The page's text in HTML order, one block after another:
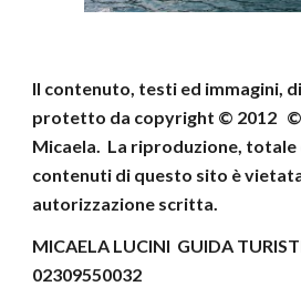
Il contenuto, testi ed immagini,
protetto da copyright © 2012
Micaela. La riproduzione, totale
contenuti di questo sito è
autorizzazione scritta.
MICAELA LUCINI GUIDA
02309550032